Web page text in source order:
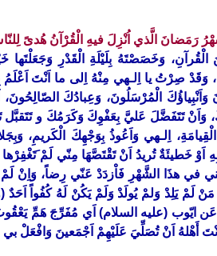
رَمَضانَ الَّذي اُنْزِلَ فيهِ الْقُرْآنُ هُدىً
وَخَصَصْتَهُ بِلَيْلَةِ الْقَدْرِ وَجَعَلْتَها
صِرْتُ يا اِلـهي مِنْهُ اِلى ما اَنْتَ
وَاَنْبِياؤُكَ الْمُرْسَلُونَ، وَعِبادُكَ
وَاَنْ تَتَفَضَّلَ عَليَّ بِعَفْوِكَ وَكَرَمُكَ و
اِلـهي وَاَعُوذُ بِوَجْهِكَ الْكَريمِ،
اَوْ خَطيئَةٌ تُريدُ اَنْ تَقْتَصَّهَا مِنّي لَمْ
في هذَا الشَّهْرِ فَاْزدَدْ عَنّي رِضاً،
مَنْ لَمْ يَلِدْ وَلمْ يُولَدْ وَلَمْ يَكُنْ لَهُ كُفُواً
عَن ايّوب (عليه السلام) اَي مُفَرِّجَ هَمِّ
اَنْ تُصَلِّيَ عَلَيْهِمْ اَجْمَعينَ وَافْعَلْ بي